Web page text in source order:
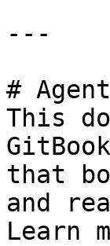
---
#
This
that
and
Learn